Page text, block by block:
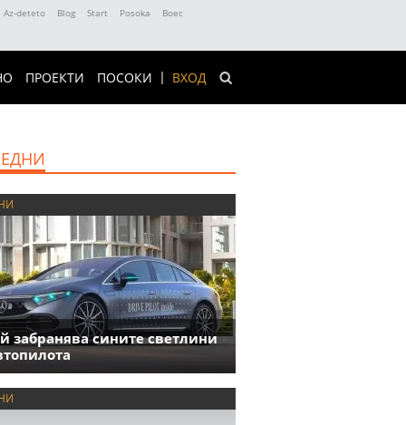
Az-deteto Blog Start Posoka
Boec
ВХОД
ПРОЕКТИ ПОСОКИ
забранява сините светлини